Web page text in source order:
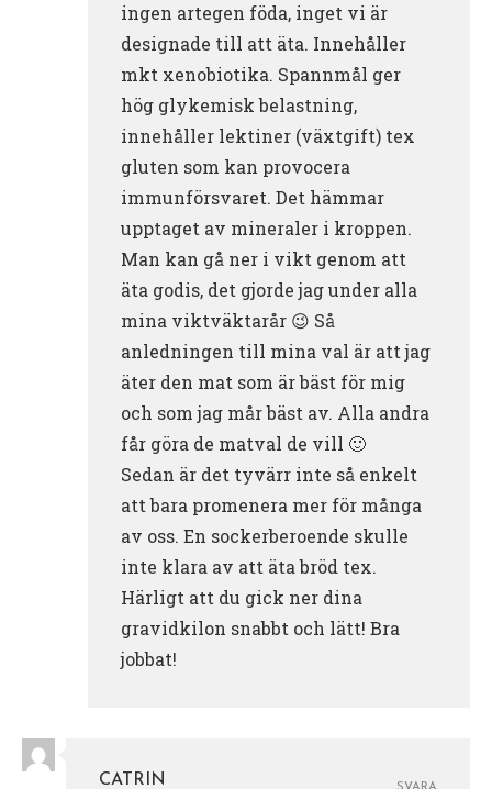
ingen artegen föda, inget vi är
designade till att äta. Innehåller
mkt xenobiotika. Spannmål ger
hög glykemisk belastning,
innehåller lektiner (växtgift) tex
gluten som kan provocera
immunförsvaret. Det hämmar
upptaget av mineraler i kroppen.
Man kan gå ner i vikt genom att
äta godis, det gjorde jag under alla
mina viktväktarår 😉 Så
anledningen till mina val är att jag
äter den mat som är bäst för mig
och som jag mår bäst av. Alla andra
får göra de matval de vill 🙂
Sedan är det tyvärr inte så enkelt
att bara promenera mer för många
av oss. En sockerberoende skulle
inte klara av att äta bröd tex.
Härligt att du gick ner dina
gravidkilon snabbt och lätt! Bra
jobbat!
CATRIN